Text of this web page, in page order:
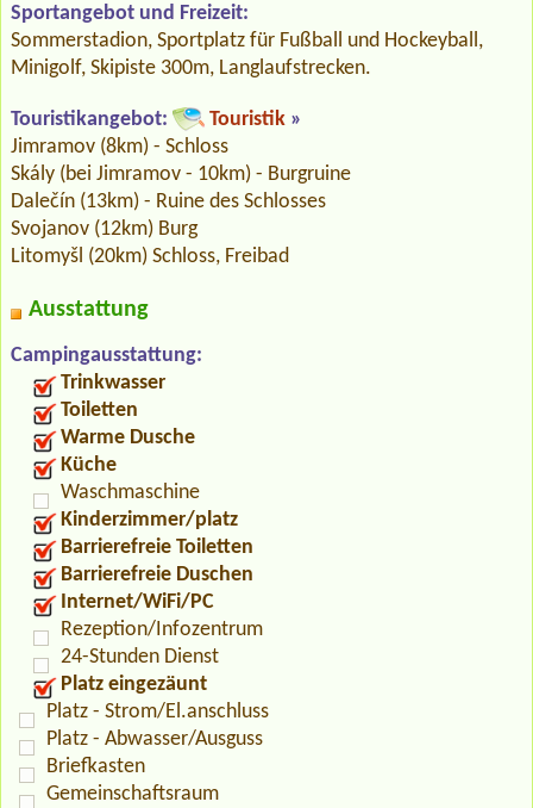
Sportangebot und Freizeit:
Sommerstadion, Sportplatz für Fußball und Hockeyball,
Minigolf, Skipiste 300m, Langlaufstrecken.
Touristikangebot: Touristik »
Jimramov (8km) - Schloss
Skály (bei Jimramov - 10km) - Burgruine
Dalečín (13km) - Ruine des Schlosses
Svojanov (12km) Burg
Litomyšl (20km) Schloss, Freibad
Ausstattung
Campingausstattung:
Trinkwasser
Toiletten
Warme Dusche
Küche
Waschmaschine
Kinderzimmer/platz
Barrierefreie Toiletten
Barrierefreie Duschen
Internet/WiFi/PC
Rezeption/Infozentrum
24-Stunden Dienst
Platz eingezäunt
Platz - Strom/El.anschluss
Platz - Abwasser/Ausguss
Briefkasten
Gemeinschaftsraum